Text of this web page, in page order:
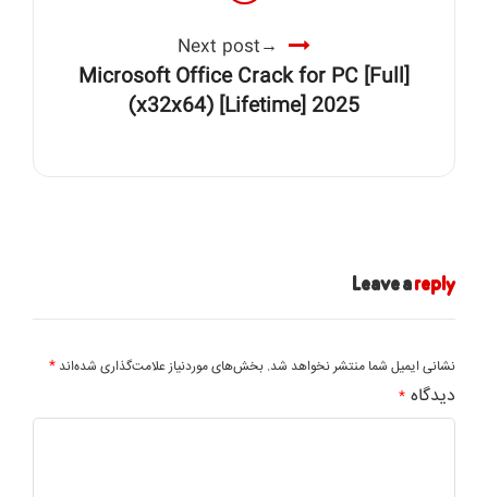
Next post
Microsoft Office Crack for PC [Full]
(x32x64) [Lifetime] 2025
Leave areply
نشانی ایمیل شما منتشر نخواهد شد. بخش‌های موردنیاز علامت‌گذاری شده‌اند *
دیدگاه *